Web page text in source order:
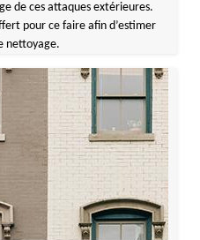
de ces attaques extérieures.
pour ce faire afin d’estimer
nettoyage.